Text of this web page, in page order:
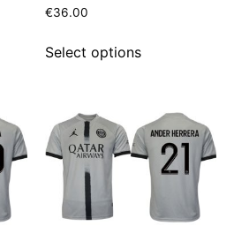
€36.00
Select options